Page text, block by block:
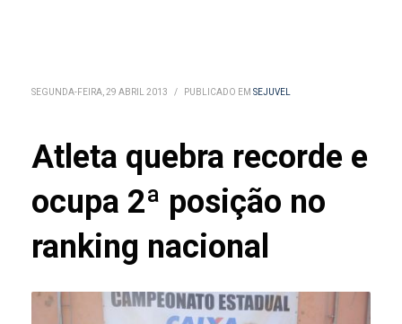
SEGUNDA-FEIRA, 29 ABRIL 2013 / PUBLICADO EM SEJUVEL
Atleta quebra recorde e
ocupa 2ª posição no
ranking nacional